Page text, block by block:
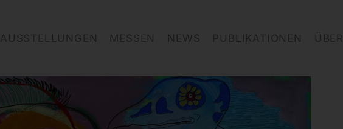
AUSSTELLUNGEN MESSEN NEWS PUBLIKATIONEN